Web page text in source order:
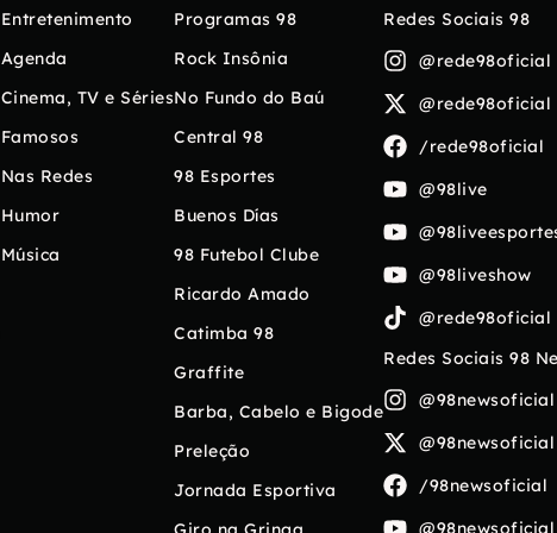
Entretenimento
Agenda
Cinema, TV e Séries
Famosos
Nas Redes
Humor
Música
Programas 98
Rock Insônia
No Fundo do Baú
Central 98
98 Esportes
Buenos Días
98 Futebol Clube
Ricardo Amado
Catimba 98
Graffite
Barba, Cabelo e Bigode
Preleção
Jornada Esportiva
Redes Sociais 98
@rede98oficial
@rede98oficial
/rede98oficial
@98live
@98liveshow
@rede98oficial
Redes Sociais 98
@98newsoficial
@98newsoficial
/98newsoficial
@98newsoficial